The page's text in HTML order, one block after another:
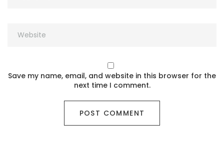
Save my name, email, and website in this browser for the
next time I comment.